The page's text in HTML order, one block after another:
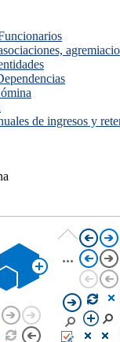
de ingresos y